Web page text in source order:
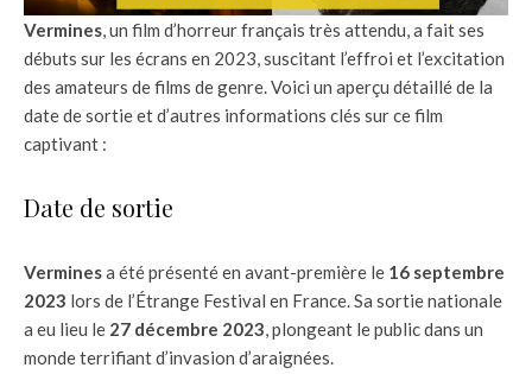
Vermines, un film d’horreur français très attendu, a fait ses
débuts sur les écrans en 2023, suscitant l’effroi et l’excitation
des amateurs de films de genre. Voici un aperçu détaillé de la
date de sortie et d’autres informations clés sur ce film
captivant :
Date de sortie
Verminesa été présenté en avant-première le 16 septembre
2023 lors de l’Étrange Festival en France. Sa sortie nationale
a eu lieu le 27 décembre 2023, plongeant le public dans un
monde terrifiant d’invasion d’araignées.